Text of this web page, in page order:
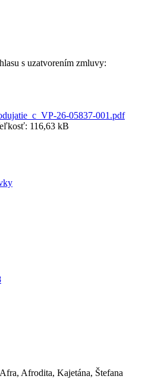
s uzatvorením zmluvy:
26-05837-001.pdf
116,63 kB
Afrodita, Kajetána, Štefana